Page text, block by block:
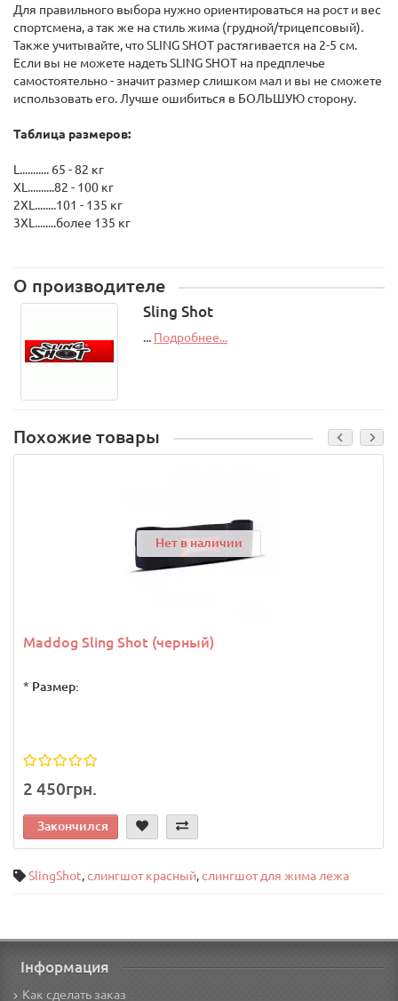
Для правильного выбора нужно ориентироваться на рост и вес
спортсмена, а так же на стиль жима (грудной/трицепсовый).
Также учитывайте, что SLING SHOT растягивается на 2-5 см.
Если вы не можете надеть SLING SHOT на предплечье
самостоятельно - значит размер слишком мал и вы не сможете
использовать его. Лучше ошибиться в БОЛЬШУЮ сторону.
Таблица размеров:
L........... 65 - 82 кг
XL..........82 - 100 кг
2XL........101 - 135 кг
3XL........более 135 кг
О производителе
Sling Shot
... Подробнее...
Похожие товары
Нет в наличии
Maddog Sling Shot (черный)
* Размер:
2 450грн.
Закончился
SlingShot,слингшот красный,слингшот для жима лежа
Інформация
Как сделать заказ